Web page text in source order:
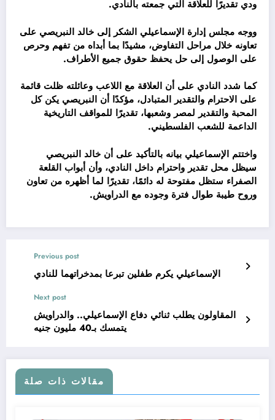
ودي تقديرًا للعلاقة التي جمعته بالنادي.
ووجه مجلس إدارة الإسماعيلي الشكر إلى خالد النبريصي على
تعاونه خلال مراحل التفاوض، مشيدًا بما أبداه من تفهم وحرص
على الوصول إلى حل يحفظ حقوق جميع الأطراف.
كما شدد النادي على أن العلاقة مع اللاعب وعائلته ظلت قائمة
على الاحترام والتقدير المتبادل، مؤكدًا أن النبريصي يكن كل
المحبة والتقدير لمصر وشعبها، تقديرًا للمواقف التاريخية
الداعمة للشعب الفلسطيني.
واختتم الإسماعيلي بيانه بالتأكيد على أن خالد النبريصي
سيظل محل تقدير واحترام داخل النادي، وأن أبواب القلعة
الصفراء ستظل مفتوحة له دائمًا، تقديرًا لما أظهره من تعاون
وروح طيبة طوال فترة وجوده مع الدراويش.
Previous post
الإسماعيلي يكرم طفلين تبرعا بمدخراتهما للنادي
Next post
المقاولون يطلب ثنائي دفاع الإسماعيلي.. والدراويش
يتمسك بـ40 مليون جنيه
مقالات ذات صلة